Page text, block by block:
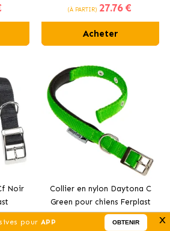
(À PARTIR) 27.76 €
Acheter
Noir
Collier en nylon Daytona C
Green pour chiens Ferplast
8.92 €
pourAPP OBTENIR x